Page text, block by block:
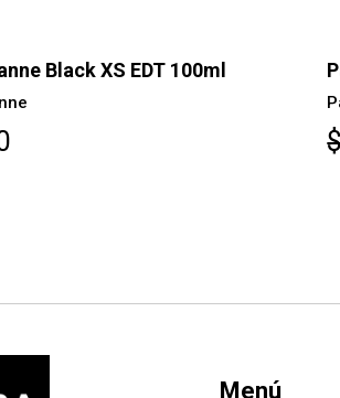
Black XS EDT 100ml
Menú